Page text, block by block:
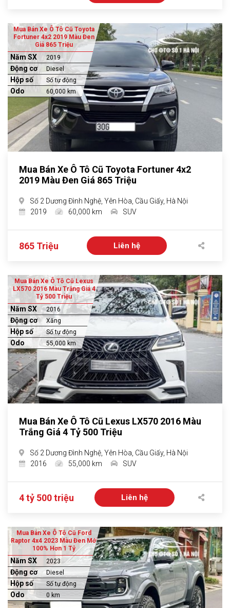
Mua Bán Xe Ô Tô Cũ Toyota
Fortuner 4x2 2019 Màu Đen
Giá 865 Triệu
Năm SX 2019
Động cơ Diesel
Hộp số Số tự động
Odo 60,000 km
Mua Bán Xe Ô Tô Cũ Toyota Fortuner 4x2
2019 Màu Đen Giá 865 Triệu
Số 2 Dương Đình Nghệ, Yên Hòa, Cầu Giấy, Hà Nội
2019
60,000 km SUV
865 Triệu Liên hệ
Mua Bán Xe Ô Tô Cũ Lexus
LX570 2016 Màu Trắng Giá 4
Tỷ 500 Triệu
Năm SX 2016
Động cơ Xăng
Hộp số Số tự động
Odo 55,000 km
Mua Bán Xe Ô Tô Cũ Lexus LX570 2016 Màu
Trắng Giá 4 Tỷ 500 Triệu
Số 2 Dương Đình Nghệ, Yên Hòa, Cầu Giấy, Hà Nội
2016
55,000 km SUV
4 tỷ 500 triệu Liên hệ
Mua Bán Xe Ô Tô Cũ Ford
Raptor 4x4 2023 Màu Đen Mới
100% Hơn 1 Tỷ
Năm SX 2023
Động cơ Diesel
Hộp số Số tự động
Odo 0 km